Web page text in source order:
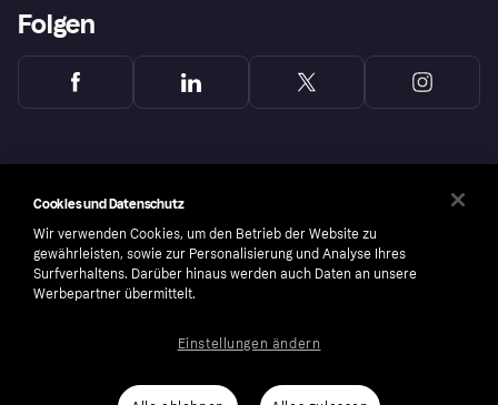
Folgen
number: 556737-0431
Cookies und Datenschutz
Wir verwenden Cookies, um den Betrieb der Website zu
gewährleisten, sowie zur Personalisierung und Analyse Ihres
Surfverhaltens. Darüber hinaus werden auch Daten an unsere
Werbepartner übermittelt.
Einstellungen ändern